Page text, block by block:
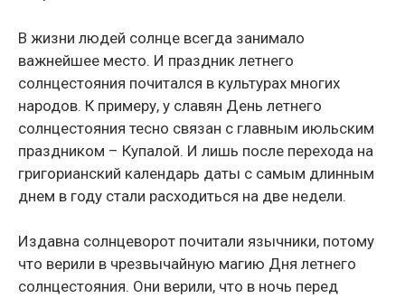
В жизни людей солнце всегда занимало
важнейшее место. И праздник летнего
солнцестояния почитался в культурах многих
народов. К примеру, у славян День летнего
солнцестояния тесно связан с главным июльским
праздником – Купалой. И лишь после перехода на
григорианский календарь даты с самым длинным
днем в году стали расходиться на две недели.
Издавна солнцеворот почитали язычники, потому
что верили в чрезвычайную магию Дня летнего
солнцестояния. Они верили, что в ночь перед